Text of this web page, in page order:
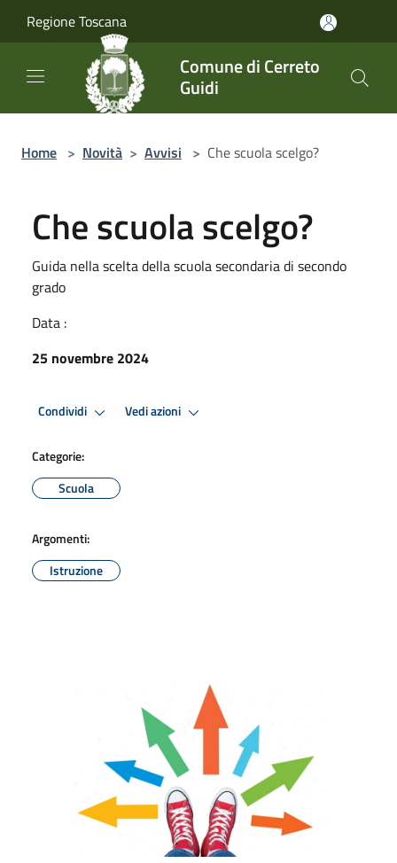
Regione Toscana
Comune di Cerreto
Guidi
Home > Novità > Avvisi > Che scuola scelgo?
Che scuola scelgo?
Guida nella scelta della scuola secondaria di secondo
grado
Data :
25 novembre 2024
Condividi Vedi azioni
Categorie:
Scuola
Argomenti:
Istruzione